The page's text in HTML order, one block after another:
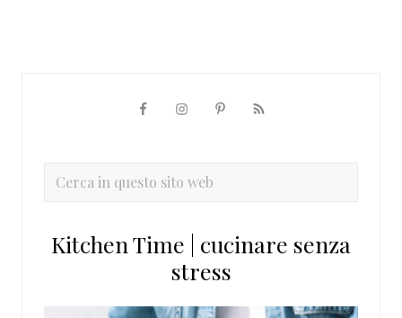
primaria
Cerca
sito
Kitchen Time | cucinare senza
stress